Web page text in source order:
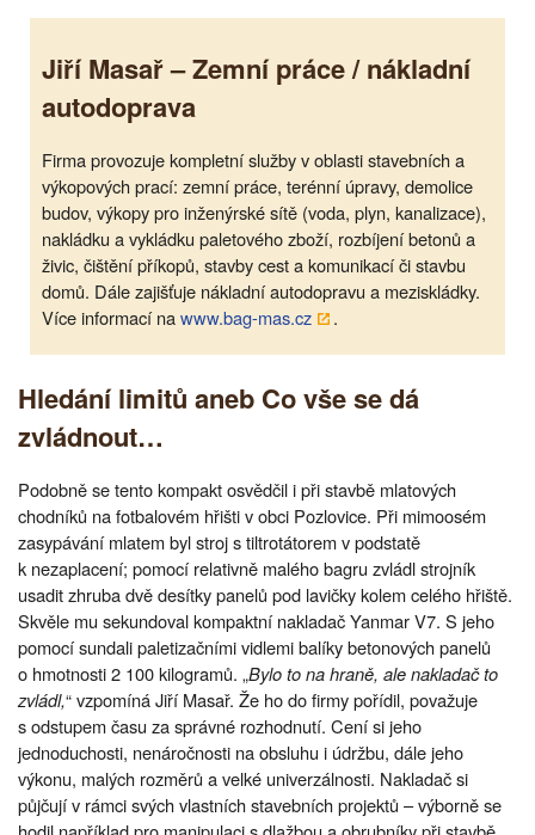
Jiří Masař – Zemní práce / nákladní
autodoprava
Firma provozuje kompletní služby v oblasti stavebních a
výkopových prací: zemní práce, terénní úpravy, demolice
budov, výkopy pro inženýrské sítě (voda, plyn, kanalizace),
nakládku a vykládku paletového zboží, rozbíjení betonů a
živic, čištění příkopů, stavby cest a komunikací či stavbu
domů. Dále zajišťuje nákladní autodopravu a meziskládky.
Více informací nawww.bag-mas.cz .
Hledání limitů aneb Co vše se dá
zvládnout…
Podobně se tento kompakt osvědčil i při stavbě mlatových
chodníků na fotbalovém hřišti v obci Pozlovice. Při mimoosém
zasypávání mlatem byl stroj s tiltrotátorem v podstatě
k nezaplacení; pomocí relativně malého bagru zvládl strojník
usadit zhruba dvě desítky panelů pod lavičky kolem celého hřiště.
Skvěle mu sekundoval kompaktní nakladač Yanmar V7. S jeho
pomocí sundali paletizačními vidlemi balíky betonových panelů
o hmotnosti 2 100 kilogramů. „Bylo to na hraně, ale nakladač to
zvládl,“ vzpomíná Jiří Masař. Že ho do firmy pořídil, považuje
s odstupem času za správné rozhodnutí. Cení si jeho
jednoduchosti, nenáročnosti na obsluhu i údržbu, dále jeho
výkonu, malých rozměrů a velké univerzálnosti. Nakladač si
půjčují v rámci svých vlastních stavebních projektů – výborně se